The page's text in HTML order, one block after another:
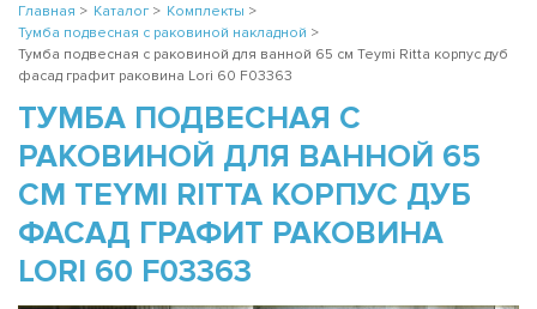
Главная > Каталог > Комплекты >
Тумба подвесная с раковиной накладной >
Тумба подвесная с раковиной для ванной 65 см Teymi Ritta корпус дуб
фасад графит раковина Lori 60 F03363
ТУМБА ПОДВЕСНАЯ С
РАКОВИНОЙ ДЛЯ ВАННОЙ 65
СМ TEYMI RITTA КОРПУС ДУБ
ФАСАД ГРАФИТ РАКОВИНА
LORI 60 F03363